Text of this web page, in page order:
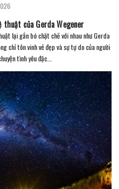
thuật của Gerda Wegener
lại gắn bó chặt chẽ với nhau như Gerda
chỉ tôn vinh vẻ đẹp và sự tự do của người
tình yêu đặc...